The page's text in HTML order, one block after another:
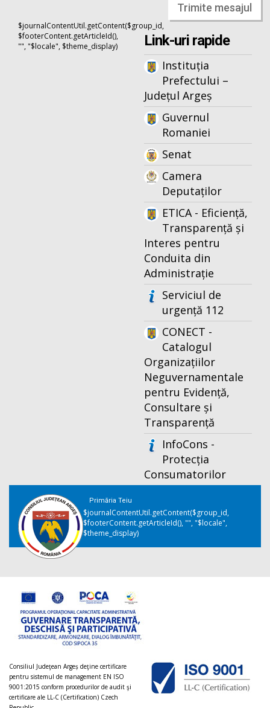
Trimite mesajul
$journalContentUtil.getContent($group_id,
$footerContent.getArticleId(),
"", "$locale", $theme_display)
Link-uri rapide
Instituția
Prefectului –
Județul Argeș
Guvernul
Romaniei
Senat
Camera
Deputaților
ETICA - Eficiență,
Transparență și
Interes pentru
Conduita din
Administrație
Serviciul de
urgență 112
CONECT -
Catalogul
Organizațiilor
Neguvernamentale
pentru Evidență,
Consultare și
Transparență
InfoCons -
Protecția
Consumatorilor
Primăria Teiu
$journalContentUtil.getContent($group_id,
$footerContent.getArticleId(), "", "$locale",
$theme_display)
Consiliul Judeţean Argeș deţine certificare
pentru sistemul de management EN ISO
9001:2015 conform procedurilor de audit şi
certificare ale LL-C (Certification) Czech